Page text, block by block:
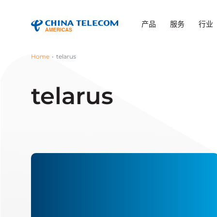
产品 服务 行业
Home telarus
telarus